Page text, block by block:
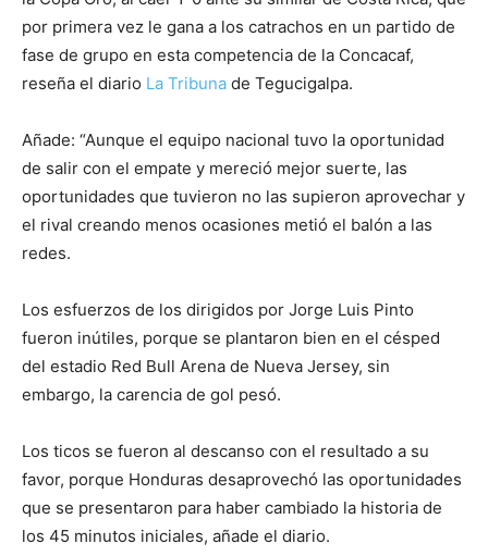
por primera vez le gana a los catrachos en un partido de
fase de grupo en esta competencia de la Concacaf,
reseña el diario La Tribuna de Tegucigalpa.
Añade: “Aunque el equipo nacional tuvo la oportunidad
de salir con el empate y mereció mejor suerte, las
oportunidades que tuvieron no las supieron aprovechar y
el rival creando menos ocasiones metió el balón a las
redes.
Los esfuerzos de los dirigidos por Jorge Luis Pinto
fueron inútiles, porque se plantaron bien en el césped
del estadio Red Bull Arena de Nueva Jersey, sin
embargo, la carencia de gol pesó.
Los ticos se fueron al descanso con el resultado a su
favor, porque Honduras desaprovechó las oportunidades
que se presentaron para haber cambiado la historia de
los 45 minutos iniciales, añade el diario.